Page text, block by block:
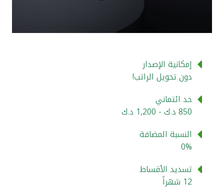
القنوات المصرفية
خدمات ما بعد البيع
اتصل بنا
مواقع الفروع وأجهزة الصرف الآلي
ألمانيا
إمكانية الإصدار
دون تحويل الراتب!
حد ائتماني
850 د.ك - 1,200 د.ك
النسبة المضافة
0%
تسديد الأقساط
12 شهراً